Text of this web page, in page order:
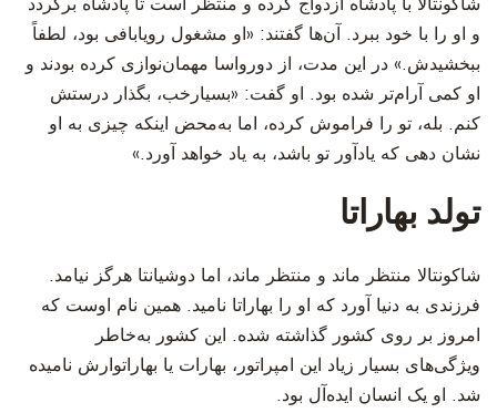
شاکونتالا با پادشاه ازدواج کرده و منتظر است تا پادشاه برگردد
و او را با خود ببرد. آن‌ها گفتند: «او مشغول رویابافی بود، لطفاً
ببخشیدش.» در این مدت، از دورواسا مهمان‌نوازی کرده‌ بودند و
او کمی آرام‌تر شده بود. او گفت: «بسیارخب، بگذار درستش
کنم. بله، تو را فراموش کرده، اما به‌محض اینکه چیزی به او
نشان دهی که یادآور تو باشد، به یاد خواهد آورد.»
تولد بهاراتا
‫شاکونتالا منتظر ماند و منتظر ماند، اما دوشیانتا هرگز نیامد.
فرزندی به‌ دنیا آورد که او را بهاراتا نامید. همین نام اوست که
امروز بر روی کشور گذاشته شده. این کشور به‌خاطر
ویژگی‌های بسیار زیاد این امپراتور، بهارات یا بهاراتوارش نامیده
شد. او یک انسان ایده‌آل بود.